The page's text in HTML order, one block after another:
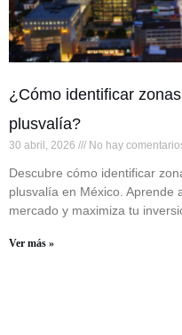
¿Cómo identificar
plusvalía?
30 abril, 2026 No hay
Descubre cómo identificar
plusvalía en México. Aprende
mercado y maximiza tu
Ver más »